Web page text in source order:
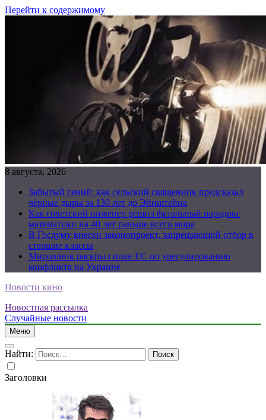
Перейти к содержимому
8 августа, 2026
Забытый гений: как сельский священник предсказал
чёрные дыры за 130 лет до Эйнштейна
Как советский инженер решил фатальный парадокс
математики на 40 лет раньше всего мира
В Госдуму внесен законопроект, запрещающий отбор в
старшие классы
Мирошник раскрыл план ЕС по урегулированию
конфликта на Украине
Новости кино
Новостная рассылка
Случайные новости
Меню
Найти:
Заголовки